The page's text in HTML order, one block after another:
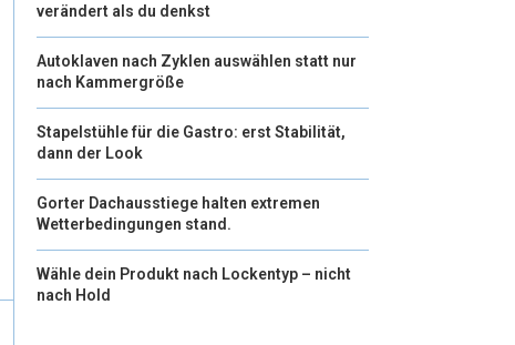
verändert als du denkst
Autoklaven nach Zyklen auswählen statt nur
nach Kammergröße
Stapelstühle für die Gastro: erst Stabilität,
dann der Look
Gorter Dachausstiege halten extremen
Wetterbedingungen stand.
Wähle dein Produkt nach Lockentyp – nicht
nach Hold